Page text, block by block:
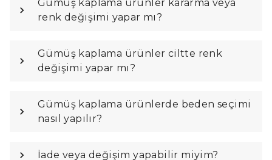
Gümüş kaplama ürünler kararma veya
renk değişimi yapar mı?
Gümüş kaplama ürünler ciltte renk
değişimi yapar mı?
Gümüş kaplama ürünlerde beden seçimi
nasıl yapılır?
İade veya değişim yapabilir miyim?